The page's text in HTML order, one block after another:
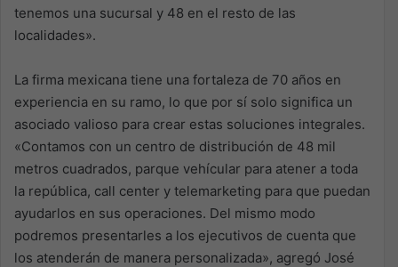
tenemos una sucursal y 48 en el resto de las
localidades».
La firma mexicana tiene una fortaleza de 70 años en
experiencia en su ramo, lo que por sí solo significa un
asociado valioso para crear estas soluciones integrales.
«Contamos con un centro de distribución de 48 mil
metros cuadrados, parque vehícular para atener a toda
la república, call center y telemarketing para que puedan
ayudarlos en sus operaciones. Del mismo modo
podremos presentarles a los ejecutivos de cuenta que
los atenderán de manera personalizada», agregó José